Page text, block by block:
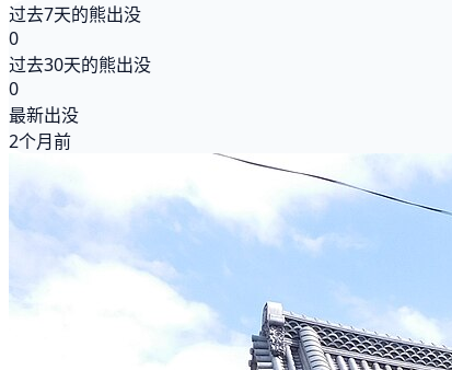
过去7天的熊出没
0
过去30天的熊出没
0
最新出没
2个月前